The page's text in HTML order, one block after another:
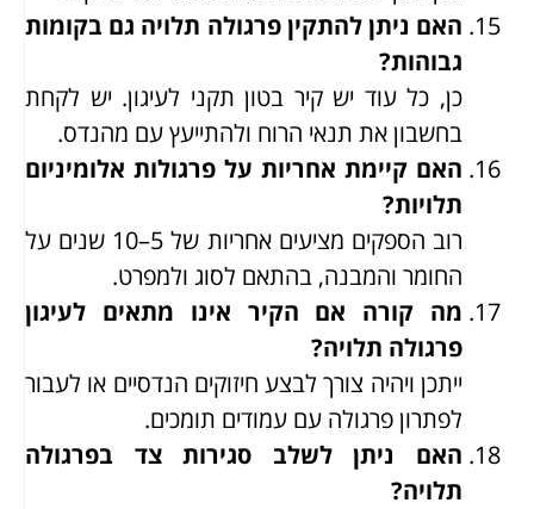
האם ניתן להתקין פרגולה תלויה גם בקומות
גבוהות?
כן, כל עוד יש קיר בטון תקני לעיגון. יש לקחת
בחשבון את תנאי הרוח ולהתייעץ עם מהנדס.
האם קיימת אחריות על פרגולות אלומיניום
תלויות?
רוב הספקים מציעים אחריות של 5–10 שנים על
החומר והמבנה, בהתאם לסוג ולמפרט.
מה קורה אם הקיר אינו מתאים לעיגון
פרגולה תלויה?
ייתכן ויהיה צורך לבצע חיזוקים הנדסיים או לעבור
לפתרון פרגולה עם עמודים תומכים.
האם ניתן לשלב סגירות צד בפרגולה
תלויה?